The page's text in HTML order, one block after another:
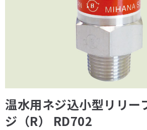
温水用ネジ込小型リリ
ジ（R） RD702